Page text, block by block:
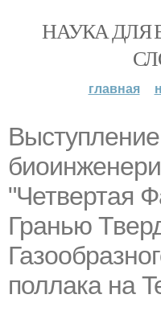
НАУКА ДЛЯ
главная
"Четвертая
Гранью
поллака на